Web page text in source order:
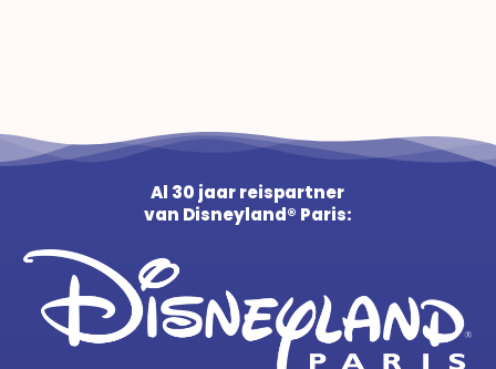
Al 30 jaar reispartner
van Disneyland® Paris: